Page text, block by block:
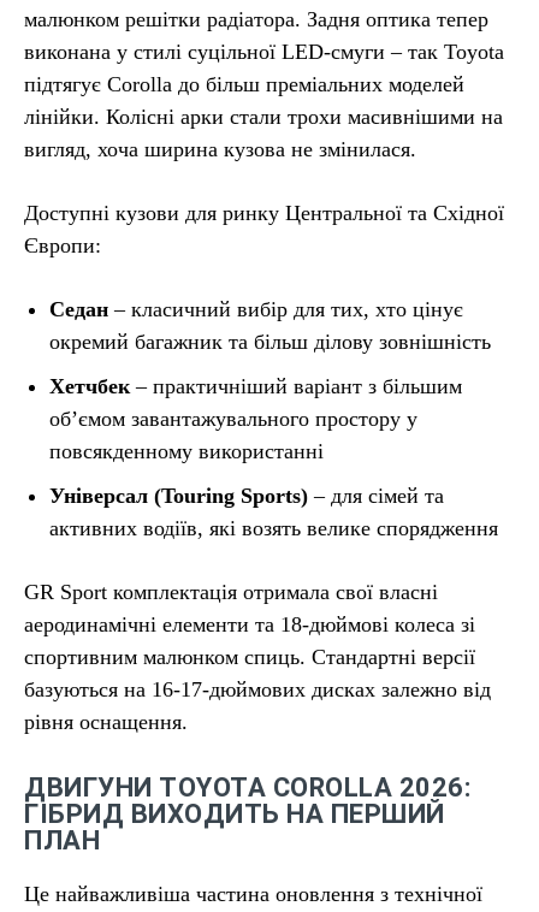
малюнком решітки радіатора. Задня оптика тепер
виконана у стилі суцільної LED-смуги – так Toyota
підтягує Corolla до більш преміальних моделей
лінійки. Колісні арки стали трохи масивнішими на
вигляд, хоча ширина кузова не змінилася.
Доступні кузови для ринку Центральної та Східної
Європи:
Седан – класичний вибір для тих, хто цінує
окремий багажник та більш ділову зовнішність
Хетчбек – практичніший варіант з більшим
об’ємом завантажувального простору у
повсякденному використанні
Універсал (Touring Sports) – для сімей та
активних водіїв, які возять велике спорядження
GR Sport комплектація отримала свої власні
аеродинамічні елементи та 18-дюймові колеса зі
спортивним малюнком спиць. Стандартні версії
базуються на 16-17-дюймових дисках залежно від
рівня оснащення.
ДВИГУНИ TOYOTA COROLLA 2026:
ГІБРИД ВИХОДИТЬ НА ПЕРШИЙ
ПЛАН
Це найважливіша частина оновлення з технічної